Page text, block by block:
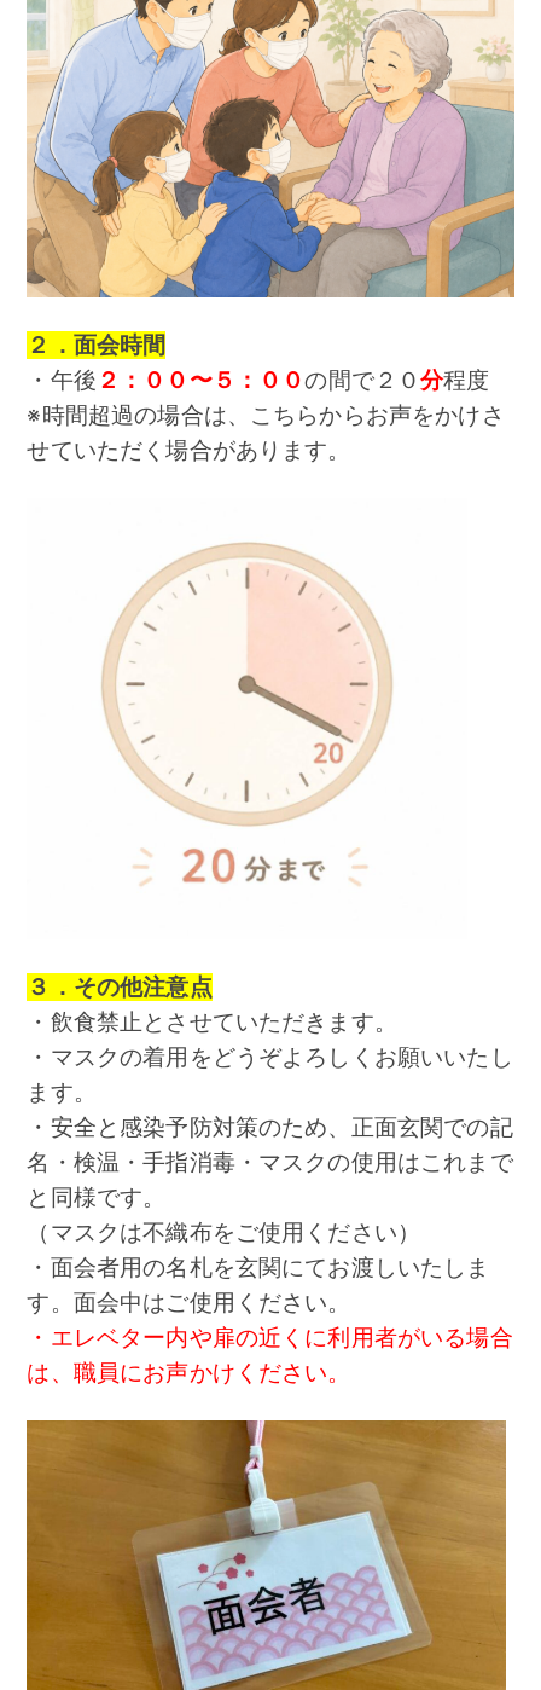
２．面会時間
・午後 ２：００〜５：００の間で２０分程度
※時間超過の場合は、こちらからお声をかけさ
せていただく場合があります。
３．その他注意点
・飲食禁止とさせていただきます。
・マスクの着用をどうぞよろしくお願いいたし
ます。
・安全と感染予防対策のため、正面玄関での記
名・検温・手指消毒・マスクの使用はこれまで
と同様です。
（マスクは不織布をご使用ください）
・面会者用の名札を玄関にてお渡しいたしま
す。面会中はご使用ください。
・エレベター内や扉の近くに利用者がいる場合
は、職員にお声かけください。